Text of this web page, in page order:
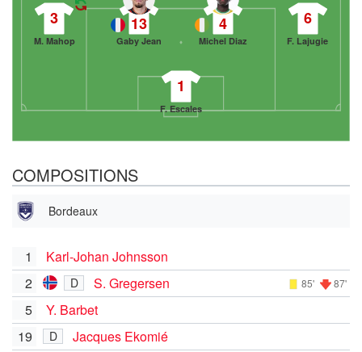
1
F. Escales
3
M. Mahop
13
Gaby Jean
4
Michel Diaz
6
F. Lajugie
COMPOSITIONS
Bordeaux
1
Karl-Johan Johnsson
2
D S. Gregersen 85' 87'
5
Y. Barbet
19
D
Jacques Ekomié